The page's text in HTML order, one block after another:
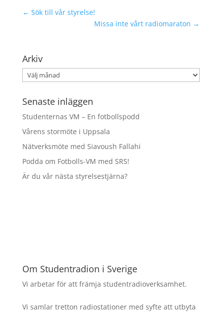
← Sök till vår styrelse!
Missa inte vårt radiomaraton →
Arkiv
Arkiv
Senaste inläggen
Studenternas VM – En fotbollspodd
Vårens stormöte i Uppsala
Nätverksmöte med Siavoush Fallahi
Podda om Fotbolls-VM med SRS!
Är du vår nästa styrelsestjärna?
Om Studentradion i Sverige
Vi arbetar för att främja studentradioverksamhet.
Vi samlar tretton radiostationer med syfte att utbyta